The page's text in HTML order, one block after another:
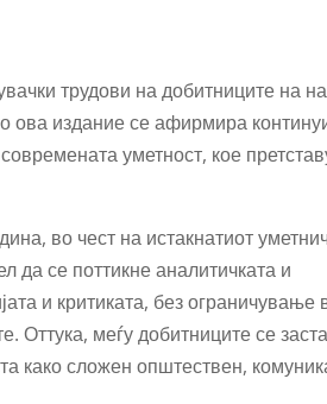
трудови на добитниците на
издание се афирмира
уметност, кое
во чест на истакнатиот
да се поттикне аналитичката и
и критиката, без ограничување
Оттука, меѓу добитниците се
како сложен општествен,